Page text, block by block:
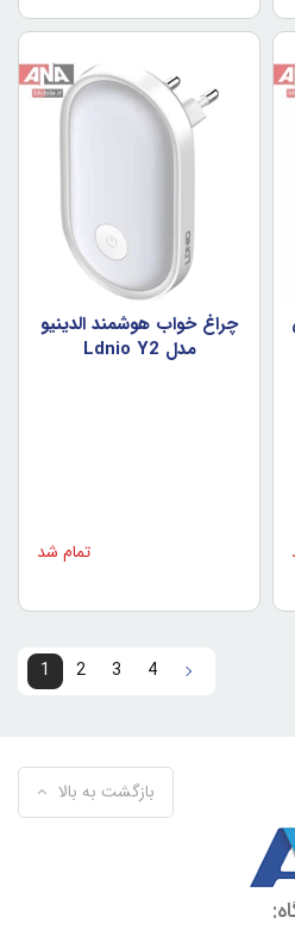
چراغ خواب هوشمند الدينيو
مدل Ldnio Y2
تمام شد
1 2 3
4
بازگشت به بالا